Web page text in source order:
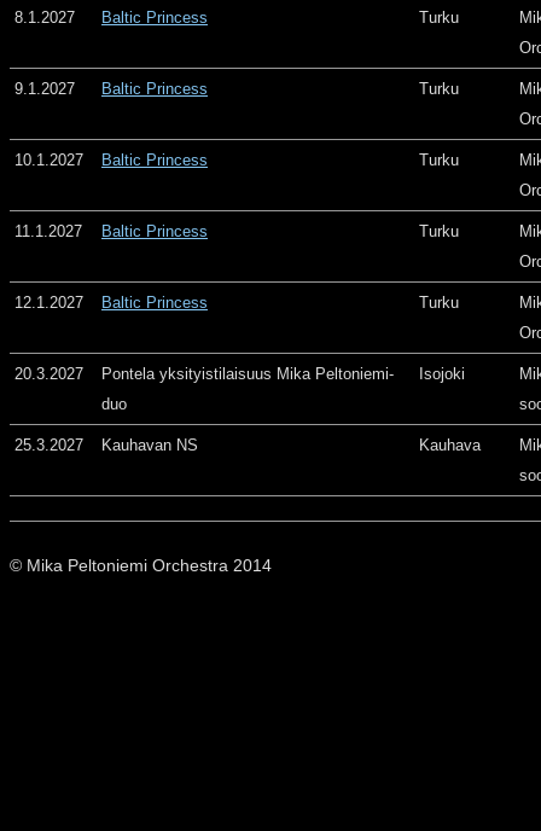
8.1.2027 Baltic Princess Turku
9.1.2027 Baltic Princess Turku
10.1.2027 Baltic Princess Turku
11.1.2027 Baltic Princess Turku
12.1.2027 Baltic Princess Turku
20.3.2027
Pontela yksityistilaisuus Mika Peltoniemi-
duo
Isojoki
25.3.2027 Kauhavan NS Kauhava
© Mika Peltoniemi Orchestra 2014